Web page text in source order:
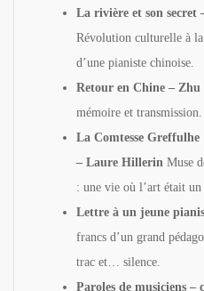
La rivière et son secret
Révolution culturelle à la
d’une pianiste chinoise.
Retour en Chine – Zhu
mémoire et transmission.
La Comtesse Greffulhe
– Laure Hillerin Muse
: une vie où l’art était un
Lettre à un jeune
francs d’un grand
trac et… silence.
Paroles de musiciens